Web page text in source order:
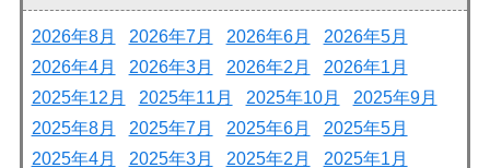
2026年8月 2026年7月 2026年6月
2026年5月
2026年4月
2026年3月 2026年2月
2026年1月
2025年12月
2025年11月 2025年10月
2025年9月
2025年8月
2025年7月 2025年6月
2025年5月
2025年4月
2025年3月 2025年2月 2025年1月